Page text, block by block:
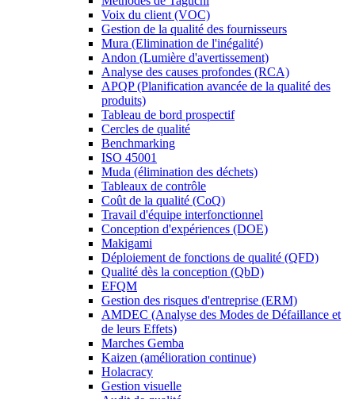
Voix du client (VOC)
Gestion de la qualité des fournisseurs
Mura (Elimination de l'inégalité)
Andon (Lumière d'avertissement)
Analyse des causes profondes (RCA)
APQP (Planification avancée de la qualité des
produits)
Tableau de bord prospectif
Cercles de qualité
Benchmarking
ISO 45001
Muda (élimination des déchets)
Tableaux de contrôle
Coût de la qualité (CoQ)
Travail d'équipe interfonctionnel
Conception d'expériences (DOE)
Makigami
Déploiement de fonctions de qualité (QFD)
Qualité dès la conception (QbD)
EFQM
Gestion des risques d'entreprise (ERM)
AMDEC (Analyse des Modes de Défaillance et
de leurs Effets)
Marches Gemba
Kaizen (amélioration continue)
Holacracy
Gestion visuelle